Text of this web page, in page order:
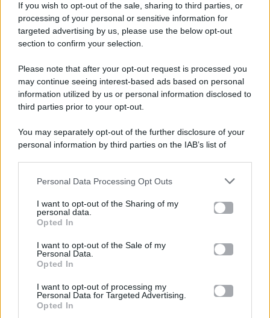
If you wish to opt-out of the sale, sharing to third parties, or
processing of your personal or sensitive information for
targeted advertising by us, please use the below opt-out
section to confirm your selection.
Please note that after your opt-out request is processed you
may continue seeing interest-based ads based on personal
information utilized by us or personal information disclosed to
third parties prior to your opt-out.
You may separately opt-out of the further disclosure of your
personal information by third parties on the IAB’s list of
This information may also be disclosed by us to third parties
disclose it to other third parties.
Please note that this website/app uses one or more Google
services and may gather and store information including but
not limited to your visit or usage behaviour. You may click to
grant or deny consent to Google and its third-party tags to
consent section.
Personal Data Processing Opt Outs
I want to opt-out of the Sharing of my
personal data.
Opted In
I want to opt-out of the Sale of my
Personal Data.
Opted In
I want to opt-out of processing my
Personal Data for Targeted Advertising.
Opted In
Gossip e TV è un sito di MASTE S.r.l.
viale Luigi Majno n. 21 - 20129 Milano (MI)
P.Iva 10909580960
Categorie
Gossip
Televisione
Programmi TV
Amici
Ballando Con Le Stelle